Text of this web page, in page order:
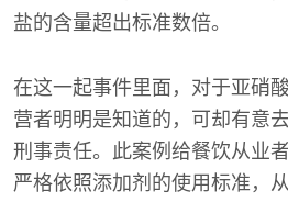
盐的含量超出标准数倍。
在这一起事件里面，对于亚硝
营者明明是知道的，可却有意
刑事责任。此案例给餐饮从业
严格依照添加剂的使用标准，